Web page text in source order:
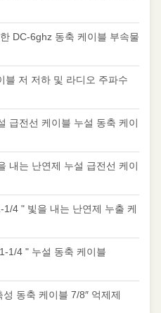
DC-6ghz 동축 케이블 부속물
블 저 저하 및 라디오 주파수
급전선 케이블 누설 동축 케이
내는 난연제 누설 급전선 케이
4 " 빛을 내는 난연제 누출 케
1/4 " 누설 동축 케이블
동축 케이블 7/8″ 억제제